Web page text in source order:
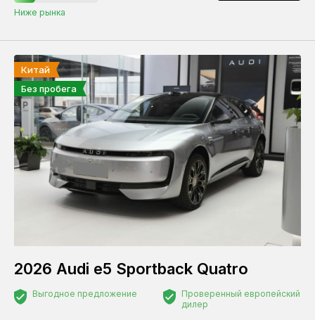
Ниже рынка
Китай
Без пробега
2026 Audi e5 Sportback Quatro
Выгодное предложение
Проверенный европейский
дилер